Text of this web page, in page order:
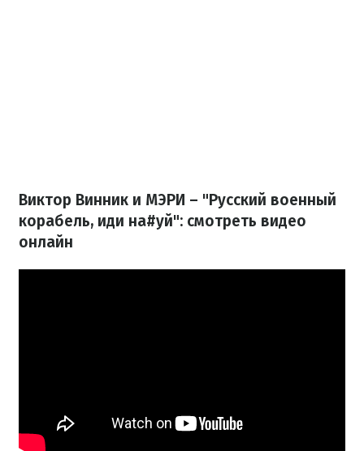
Виктор Винник и МЭРИ – "Русский военный
корабель, иди на#уй": смотреть видео
онлайн